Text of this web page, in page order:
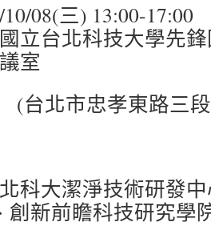
08(三) 13:00-17:00
立台北科技大學先
室
孝東路三段
科大潔淨技術研發
創新前瞻科技研究學